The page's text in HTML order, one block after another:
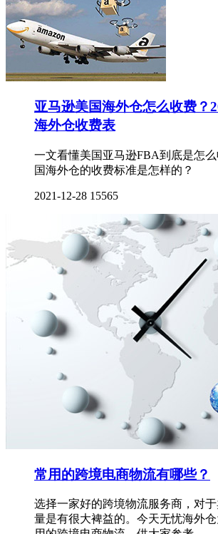
亚马逊美国海外仓怎么收费？
海外仓收费表
一文看懂美国亚马逊FBA到底是怎
国海外仓的收费标准是怎样的？
2021-12-28 15565
常用的跨境电商物流有哪些？
选择一家好的跨境物流服务商，对
量是有很大裨益的。今天无忧海外